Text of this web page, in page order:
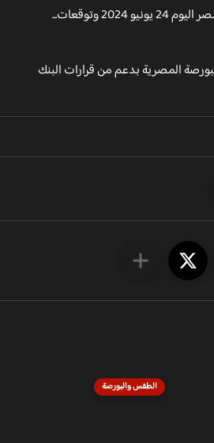
وتوقعات...
المصرية بدعم من قرارات البنك
الطقس والبورصة